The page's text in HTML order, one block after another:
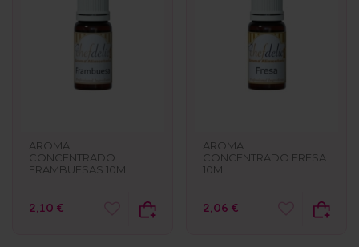
AROMA
CONCENTRADO
FRAMBUESAS 10ML
2,10 €
AROMA
CONCENTRADO FRESA
10ML
2,06 €